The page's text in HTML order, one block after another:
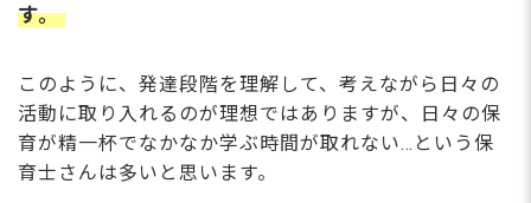
す。
このように、発達段階を理解して、考えながら⽇々の
活動に取り⼊れるのが理想ではありますが、⽇々の保
育が精⼀杯でなかなか学ぶ時間が取れない…という保
育⼠さんは多いと思います。